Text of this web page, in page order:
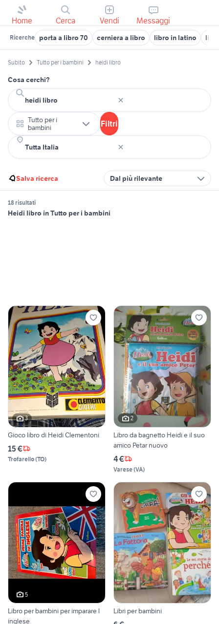
Home Cerca Vendi Messaggi
Ricerche porta a libro 70 cerniera a libro libro in latino
Subito Tutto per i bambini heidi libro
Cosa cerchi?
Tutto per i
bambini
Filtri
Salva ricerca Dal più rilevante
18 risultati
Heidi libro in Tutto per i bambini
3
Gioco libro di Heidi Clementoni
15 €
Trofarello(TO)
2
Libro da bagnetto Heidi e il suo
amico Petar nuovo
4 €
Varese(VA)
5
Libro per bambini per imparare l
inglese
Libri per bambini